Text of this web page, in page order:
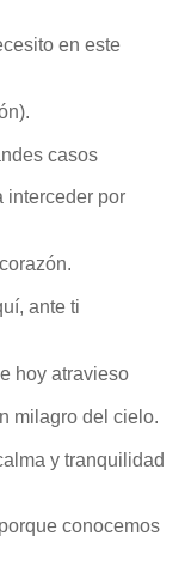
en este
casos
interceder por
ante ti
hoy atravieso
milagro del cielo.
y tranquilidad
conocemos